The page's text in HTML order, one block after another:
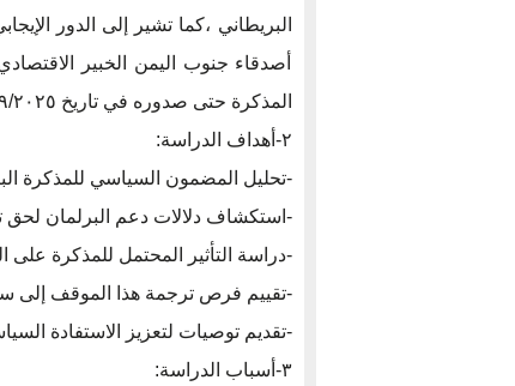
البريطاني ،كما تشير إلى الدور
أصدقاء جنوب اليمن الخبير
المذكرة حتى صدوره في تاريخ ١٦/٩/٢٠٢٥
٢-أهداف الدراسة:
-تحليل المضمون السياسي للمذكرة
-استكشاف دلالات دعم البرلمان لحق
-دراسة التأثير المحتمل للمذكرة على
-تقييم فرص ترجمة هذا الموقف إلى
-تقديم توصيات لتعزيز الاستفادة
٣-أسباب الدراسة: